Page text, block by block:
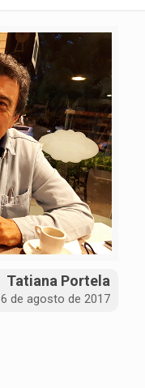
Tatiana Portela
6 de agosto de 2017